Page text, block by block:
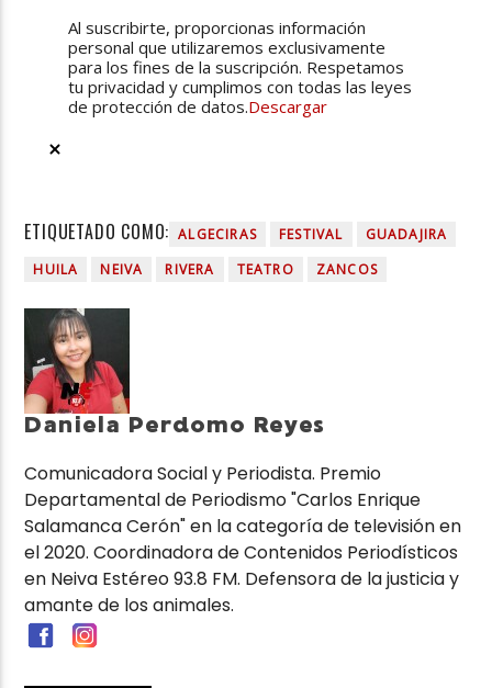
Al suscribirte, proporcionas información
personal que utilizaremos exclusivamente
para los fines de la suscripción. Respetamos
tu privacidad y cumplimos con todas las leyes
de protección de datos.Descargar
ETIQUETADO COMO: ALGECIRAS FESTIVAL
GUADAJIRA
HUILA
NEIVA RIVERA TEATRO ZANCOS
Daniela Perdomo Reyes
Comunicadora Social y Periodista. Premio
Departamental de Periodismo "Carlos Enrique
Salamanca Cerón" en la categoría de televisión en
el 2020. Coordinadora de Contenidos Periodísticos
en Neiva Estéreo 93.8 FM. Defensora de la justicia y
amante de los animales.